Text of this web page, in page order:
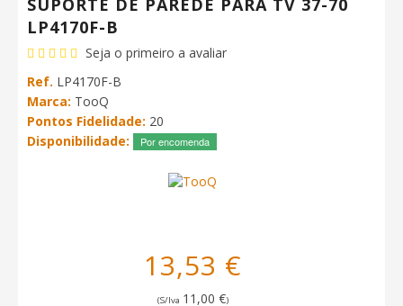
SUPORTE DE PAREDE PARA TV 37-70
LP4170F-B
Seja o primeiro a avaliar
Ref. LP4170F-B
Marca: TooQ
Pontos Fidelidade: 20
Disponibilidade:
Por encomenda
13,53 €
(S/Iva 11,00 €)